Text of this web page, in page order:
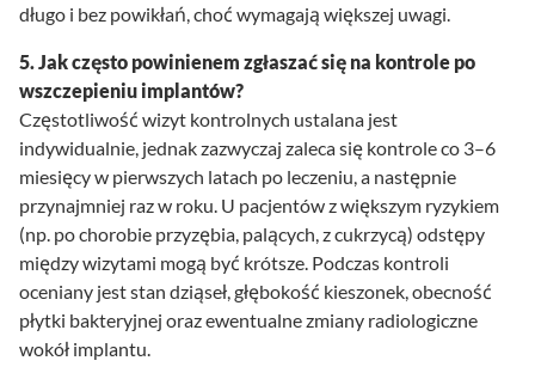
długo i bez powikłań, choć wymagają większej uwagi.
5. Jak często powinienem zgłaszać się na kontrole po
wszczepieniu implantów?
Częstotliwość wizyt kontrolnych ustalana jest
indywidualnie, jednak zazwyczaj zaleca się kontrole co 3–6
miesięcy w pierwszych latach po leczeniu, a następnie
przynajmniej raz w roku. U pacjentów z większym ryzykiem
(np. po chorobie przyzębia, palących, z cukrzycą) odstępy
między wizytami mogą być krótsze. Podczas kontroli
oceniany jest stan dziąseł, głębokość kieszonek, obecność
płytki bakteryjnej oraz ewentualne zmiany radiologiczne
wokół implantu.